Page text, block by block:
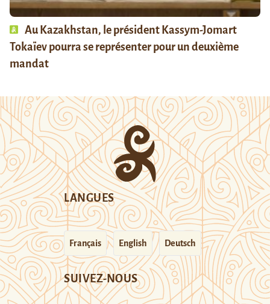
Au Kazakhstan, le président Kassym-Jomart
Tokaïev pourra se représenter pour un deuxième
mandat
LANGUES
Français English Deutsch
SUIVEZ-NOUS